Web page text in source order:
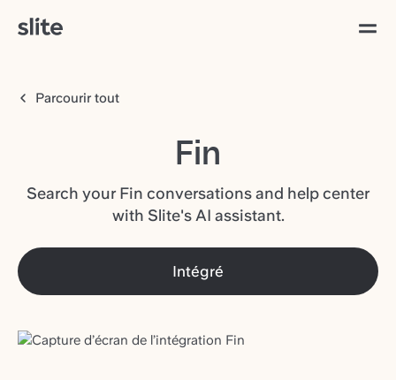
Parcourir tout
Fin
Search your Fin conversations and help center
with Slite's AI assistant.
Intégré